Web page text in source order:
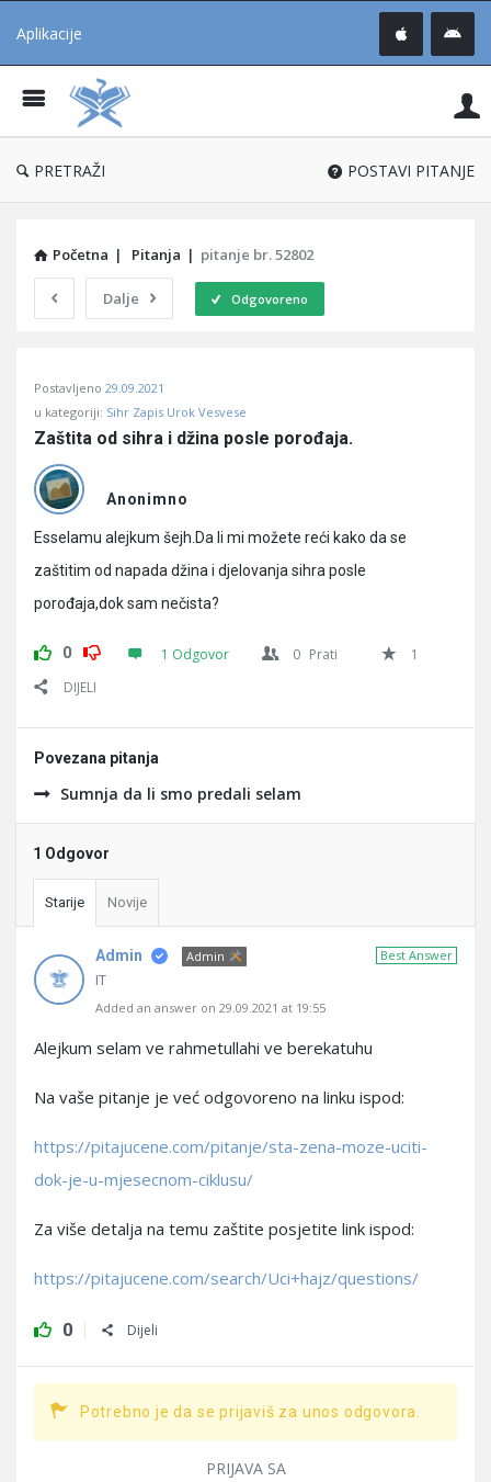
Aplikacije
®
PRETRAŽI POSTAVI PITANJE
Početna | Pitanja | pitanje br. 52802
Dalje Odgovoreno
Učene
Latest
Pitanja
Postavljeno 29.09.2021
u kategoriji: Sihr Zapis Urok Vesvese
Zaštita od sihra i džina posle porođaja.
Anonimno
Esselamu alejkum šejh.Da li mi možete reći kako da se
zaštitim od napada džina i djelovanja sihra posle
porođaja,dok sam nečista?
0 1 Odgovor 0 Prati
1
DIJELI
Povezana pitanja
Sumnja da li smo predali selam
1 Odgovor
Starije Novije
Best Answer
Admin Admin
IT
Added an answer on 29.09.2021 at 19:55
Alejkum selam ve rahmetullahi ve berekatuhu
Na vaše pitanje je već odgovoreno na linku ispod:
https://pitajucene.com/pitanje/sta-zena-moze-uciti-
dok-je-u-mjesecnom-ciklusu/
Za više detalja na temu zaštite posjetite link ispod:
https://pitajucene.com/search/Uci+hajz/questions/
0 Dijeli
Potrebno je da se prijaviš za unos odgovora.
PRIJAVA SA